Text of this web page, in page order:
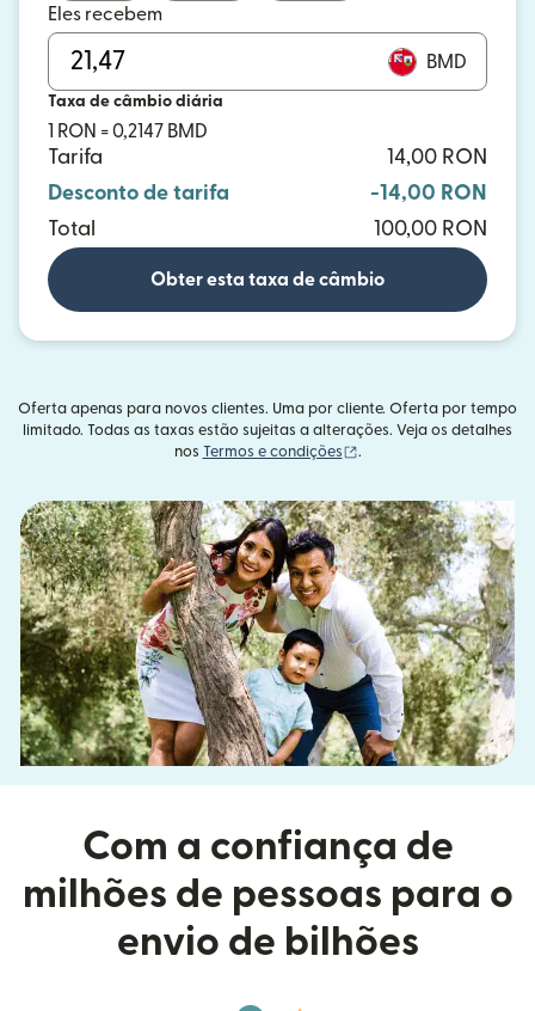
Eles recebem
BMD
Taxa de câmbio diária
1 RON = 0,2147 BMD
Tarifa
14,00 RON
Desconto de tarifa
-14,00 RON
Total
100,00 RON
Obter esta taxa de câmbio
Oferta apenas para novos clientes. Uma por cliente. Oferta por tempo
limitado. Todas as taxas estão sujeitas a alterações. Veja os detalhes
nos Termos e condições (abre em uma nova
.
Com a confiança de
milhões de pessoas para o
envio de bilhões